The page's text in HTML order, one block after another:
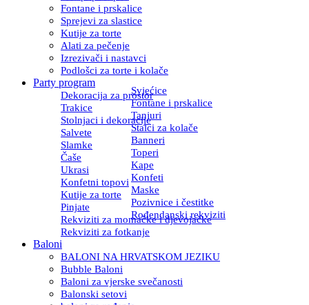
Fontane i prskalice
Sprejevi za slastice
Kutije za torte
Alati za pečenje
Izrezivači i nastavci
Podlošci za torte i kolače
Party program
Dekoracija za prostor
Svjećice
Trakice
Fontane i prskalice
Stolnjaci i dekoracije
Tanjuri
Salvete
Stalci za kolače
Slamke
Banneri
Čaše
Toperi
Ukrasi
Kape
Konfetni topovi Konfeti
Kutije za torte
Maske
Pinjate
Pozivnice i čestitke
Rekviziti za momačke i djevojačke
Rođendanski rekviziti
Rekviziti za fotkanje
Baloni
BALONI NA HRVATSKOM JEZIKU
Bubble Baloni
Baloni za vjerske svečanosti
Balonski setovi